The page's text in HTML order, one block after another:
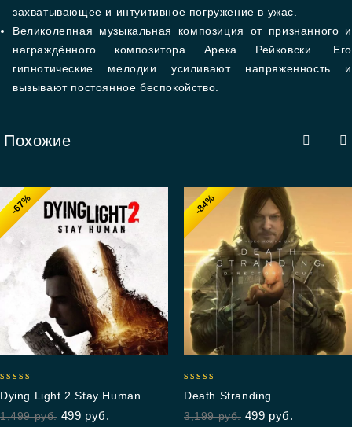
захватывающее и интуитивное погружение в ужас.
Великолепная музыкальная композиция от признанного и
награждённого композитора Арека Рейковски. Его
гипнотические мелодии усиливают напряженность и
вызывают постоянное беспокойство.
Похожие
-67%
out of 5
Dying Light 2 Stay Human
1,499руб. 499 руб.
-84%
out of 5
Death Stranding
3,199руб. 499 руб.